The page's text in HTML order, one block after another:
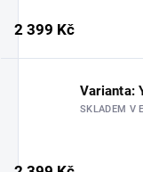
2 399 Kč
Varianta:
SKLADEM V